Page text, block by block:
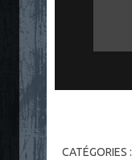
CATÉGORIES :